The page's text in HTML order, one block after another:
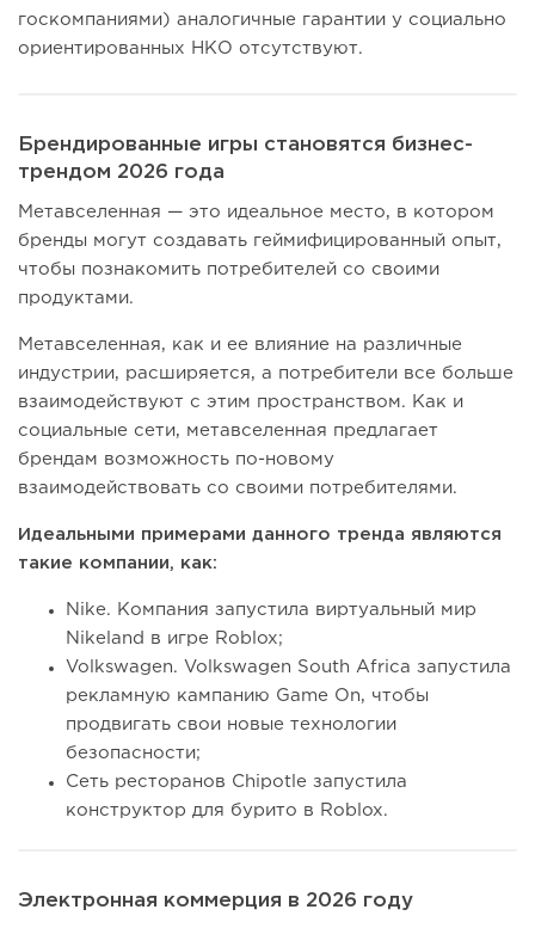
госкомпаниями) аналогичные гарантии у социально
ориентированных НКО отсутствуют.
Брендированные игры становятся бизнес-
трендом 2026 года
Метавселенная — это идеальное место, в котором
бренды могут создавать геймифицированный опыт,
чтобы познакомить потребителей со своими
продуктами.
Метавселенная, как и ее влияние на различные
индустрии, расширяется, а потребители все больше
взаимодействуют с этим пространством. Как и
социальные сети, метавселенная предлагает
брендам возможность по-новому
взаимодействовать со своими потребителями.
Идеальными примерами данного тренда являются
такие компании, как:
Nike. Компания запустила виртуальный мир
Nikeland в игре Roblox;
Volkswagen. Volkswagen South Africa запустила
рекламную кампанию Game On, чтобы
продвигать свои новые технологии
безопасности;
Сеть ресторанов Chipotle запустила
конструктор для бурито в Roblox.
Электронная коммерция в 2026 году